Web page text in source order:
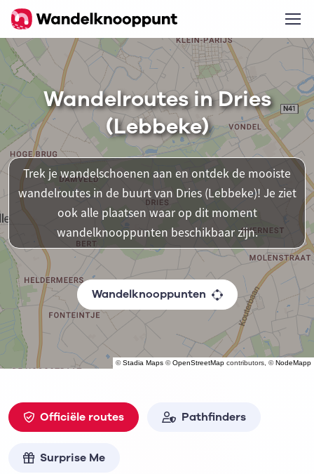
©Stadia Maps ©OpenStreetMap contributors, ©NodeMapp
Wandelroutes in Dries
(Lebbeke)
Trek je wandelschoenen aan en ontdek de mooiste
wandelroutes in de buurt van Dries (Lebbeke)! Je ziet
ook alle plaatsen waar op dit moment
wandelknooppunten beschikbaar zijn.
Wandelknooppunten
Officiële routes Pathfinders
Surprise Me